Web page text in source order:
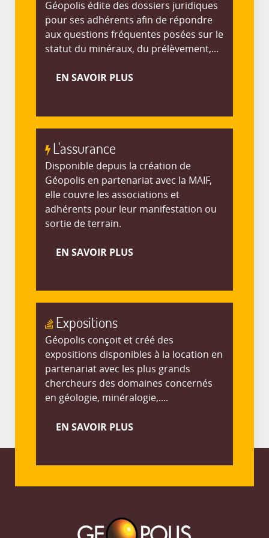
Géopolis édite des dossiers juridiques
pour ses adhérents afin de répondre
aux questions fréquentes posées sur le
statut du minéraux, du prélèvement,...
EN SAVOIR PLUS
L'assurance
Disponible depuis la création de
Géopolis en partenariat avec la MAIF,
elle couvre les associations et
adhérents pour leur manifestation ou
sortie de terrain.
EN SAVOIR PLUS
Expositions
Géopolis conçoit et créé des
expositions disponibles à la location en
partenariat avec les plus grands
chercheurs des domaines concernés
en géologie, minéralogie,....
EN SAVOIR PLUS